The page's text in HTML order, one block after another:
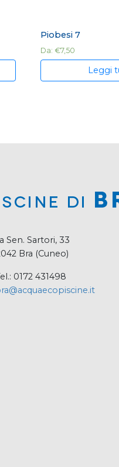
Piobesi 7
Da: €7,50
Leggi
Sen. Sartori, 33
Bra (Cuneo)
0172 431498